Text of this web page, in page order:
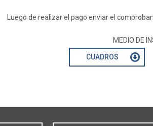
Luego de realizar el pago enviar el
MEDIO DE
CUADROS